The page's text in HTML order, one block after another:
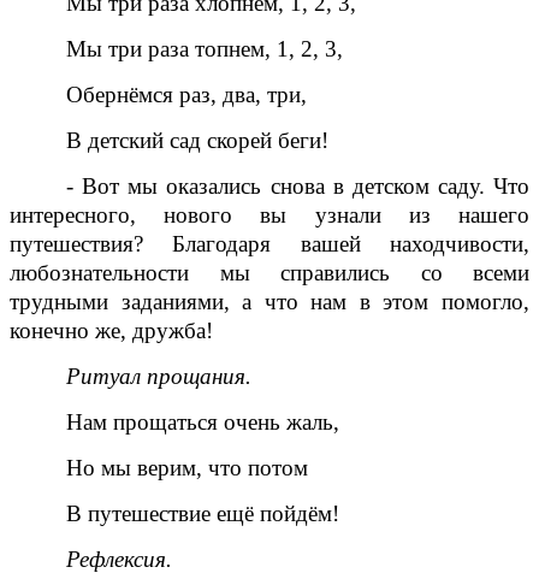
Мы три раза топнем, 1, 2, 3,
Обернёмся раз, два, три,
В детский сад скорей беги!
- Вот мы оказались снова в детском саду. Что
интересного, нового вы узнали из нашего
путешествия? Благодаря вашей находчивости,
любознательности мы справились со всеми
трудными заданиями, а что нам в этом помогло,
конечно же, дружба!
Ритуал прощания.
Нам прощаться очень жаль,
Но мы верим, что потом
В путешествие ещё пойдём!
Рефлексия.